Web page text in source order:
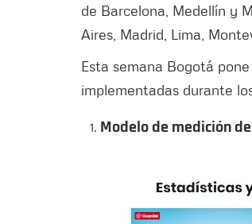
de Barcelona, Medellín y
Aires, Madrid, Lima,
Esta semana Bogotá
implementadas durante
Modelo de medición